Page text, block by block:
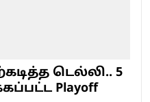
டெல்லி.. 5
Playoff